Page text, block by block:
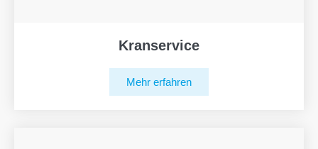
Kranservice
Mehr erfahren